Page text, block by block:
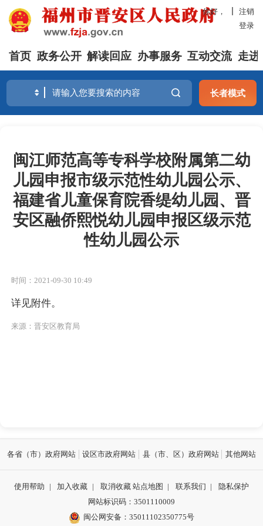
你好，
注销
登录
首页 政务公开 解读回应 办事服务 互动交流 走进
长者模式
闽江师范高等专科学校附属第二幼
儿园申报市级示范性幼儿园公示、
福建省儿童保育院香缇幼儿园、晋
安区融侨熙悦幼儿园申报区级示范
性幼儿园公示
时间：2021-09-30 10:49
详见附件。
来源：晋安区教育局
各省（市）政府网站 设区市政府网站 县（市、区）政府网站 其他网站
使用帮助 | 加入收藏 | 取消收藏 站点地图 | 联系我们 |
隐私保护
网站标识码：3501110009
闽公网安备：35011102350775号